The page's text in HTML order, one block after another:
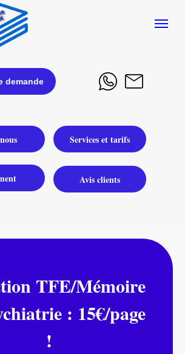
Services et tarifs
Avis clients
demande
TFE/Mémoire
: 15€/page
!